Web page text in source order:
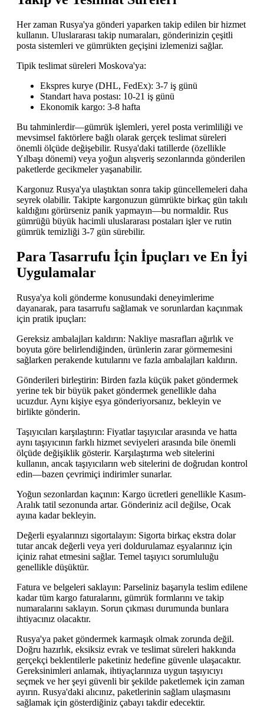
Her zaman Rusya'ya gönderi yaparken takip edilen bir hizmet
kullanın. Uluslararası takip numaraları, gönderinizin çeşitli
posta sistemleri ve gümrükten geçişini izlemenizi sağlar.
Tipik teslimat süreleri Moskova'ya:
Ekspres kurye (DHL, FedEx): 3-7 iş günü
Standart hava postası: 10-21 iş günü
Ekonomik kargo: 3-8 hafta
Bu tahminlerdir—gümrük işlemleri, yerel posta verimliliği ve
mevsimsel faktörlere bağlı olarak gerçek teslimat süreleri
önemli ölçüde değişebilir. Rusya'daki tatillerde (özellikle
Yılbaşı dönemi) veya yoğun alışveriş sezonlarında gönderilen
paketlerde gecikmeler yaşanabilir.
Kargonuz Rusya'ya ulaştıktan sonra takip güncellemeleri daha
seyrek olabilir. Takipte kargonuzun gümrükte birkaç gün takılı
kaldığını görürseniz panik yapmayın—bu normaldir. Rus
gümrüğü büyük hacimli uluslararası postaları işler ve rutin
gümrük temizliği 3-7 gün sürebilir.
Para Tasarrufu İçin İpuçları ve En İyi
Uygulamalar
Rusya'ya koli gönderme konusundaki deneyimlerime
dayanarak, para tasarrufu sağlamak ve sorunlardan kaçınmak
için pratik ipuçları:
Gereksiz ambalajları kaldırın: Nakliye masrafları ağırlık ve
boyuta göre belirlendiğinden, ürünlerin zarar görmemesini
sağlarken perakende kutularını ve fazla ambalajları kaldırın.
Gönderileri birleştirin: Birden fazla küçük paket göndermek
yerine tek bir büyük paket göndermek genellikle daha
ucuzdur. Aynı kişiye eşya gönderiyorsanız, bekleyin ve
birlikte gönderin.
Taşıyıcıları karşılaştırın: Fiyatlar taşıyıcılar arasında ve hatta
aynı taşıyıcının farklı hizmet seviyeleri arasında bile önemli
ölçüde değişiklik gösterir. Karşılaştırma web sitelerini
kullanın, ancak taşıyıcıların web sitelerini de doğrudan kontrol
edin—bazen çevrimiçi indirimler sunarlar.
Yoğun sezonlardan kaçının: Kargo ücretleri genellikle Kasım-
Aralık tatil sezonunda artar. Gönderiniz acil değilse, Ocak
ayına kadar bekleyin.
Değerli eşyalarınızı sigortalayın: Sigorta birkaç ekstra dolar
tutar ancak değerli veya yeri doldurulamaz eşyalarınız için
içiniz rahat etmesini sağlar. Temel taşıyıcı sorumluluğu
genellikle düşüktür.
Fatura ve belgeleri saklayın: Parseliniz başarıyla teslim edilene
kadar tüm kargo faturalarını, gümrük formlarını ve takip
numaralarını saklayın. Sorun çıkması durumunda bunlara
ihtiyacınız olacaktır.
Rusya'ya paket göndermek karmaşık olmak zorunda değil.
Doğru hazırlık, eksiksiz evrak ve teslimat süreleri hakkında
gerçekçi beklentilerle paketiniz hedefine güvenle ulaşacaktır.
Gereksinimleri anlamak, ihtiyaçlarınıza uygun taşıyıcıyı
seçmek ve her şeyi güvenli bir şekilde paketlemek için zaman
ayırın. Rusya'daki alıcınız, paketlerinin sağlam ulaşmasını
sağlamak için gösterdiğiniz çabayı takdir edecektir.